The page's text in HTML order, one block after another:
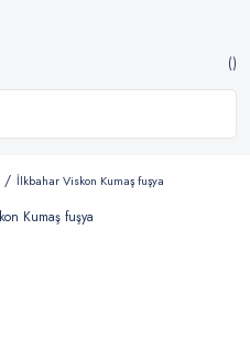
İlkbahar Viskon Kumaş fuşya